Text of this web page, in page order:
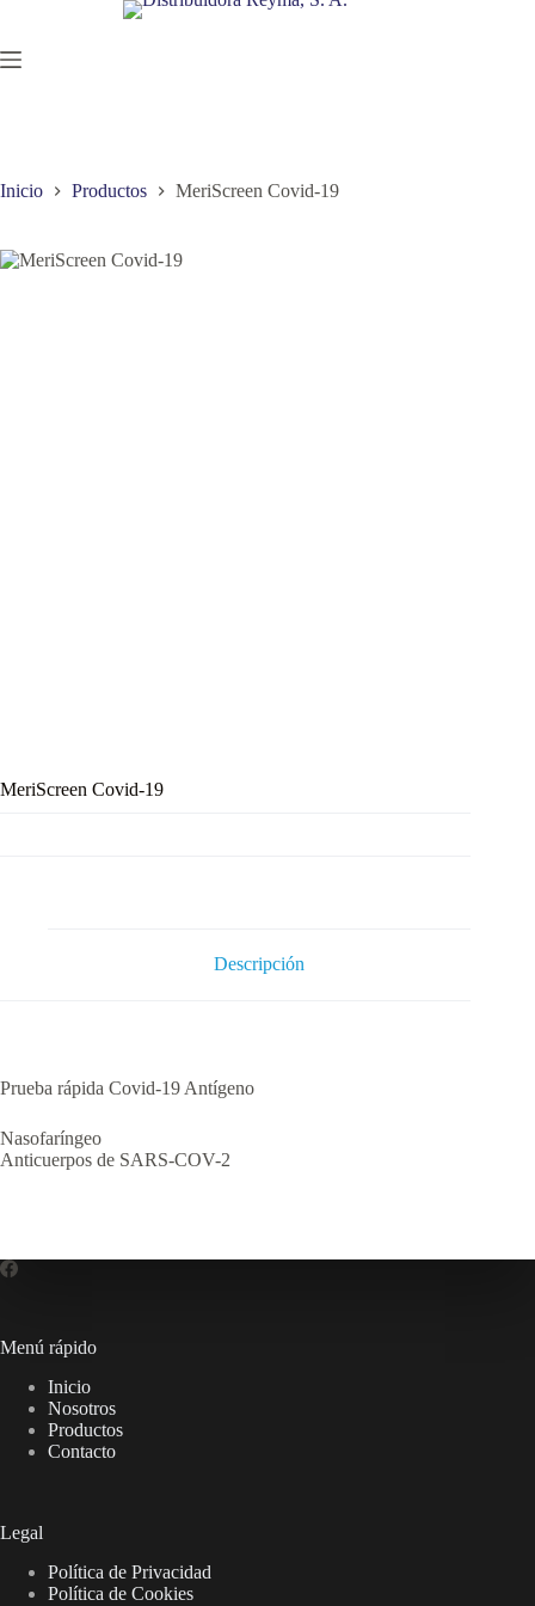
contenido
Inicio Productos MeriScreen Covid-19
MeriScreen Covid-19
Descripción
Prueba rápida Covid-19 Antígeno
Nasofaríngeo
Anticuerpos de SARS-COV-2
Menú rápido
Inicio
Nosotros
Productos
Contacto
Legal
Política de Privacidad
Política de Cookies